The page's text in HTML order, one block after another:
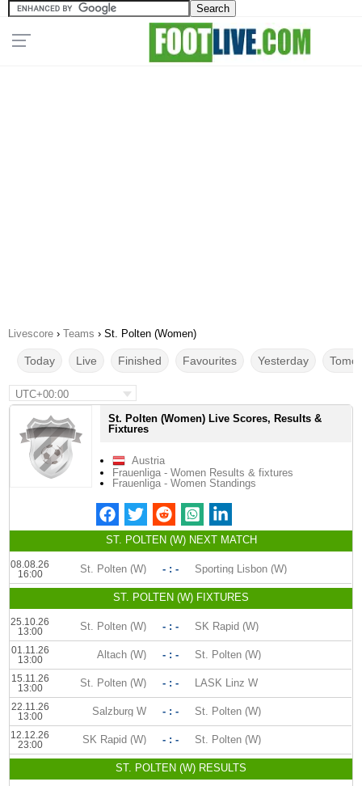
Livescore › Teams › St. Polten (Women)
Today Live Finished Favourites Yesterday
UTC+00:00
St. Polten (Women) Live Scores, Results &
Fixtures
Austria
Frauenliga - Women Results & fixtures
Frauenliga - Women Standings
ST. POLTEN (W) NEXT MATCH
08.08.26
16:00
St. Polten (W) - : - Sporting Lisbon (W)
ST. POLTEN (W) FIXTURES
25.10.26
13:00
St. Polten (W) - : - SK Rapid (W)
01.11.26
13:00
Altach (W) - : - St. Polten (W)
15.11.26
13:00
St. Polten (W) - : - LASK Linz W
22.11.26
13:00
Salzburg W - : - St. Polten (W)
12.12.26
23:00
SK Rapid (W) - : - St. Polten (W)
ST. POLTEN (W) RESULTS